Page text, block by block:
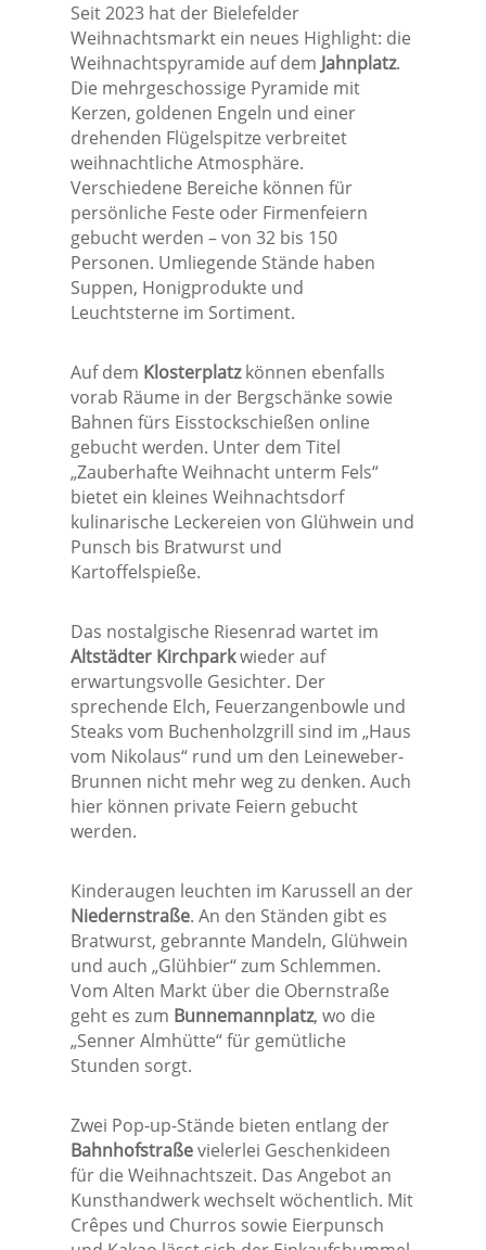
Seit 2023 hat der Bielefelder
Weihnachtsmarkt ein neues Highlight: die
Weihnachtspyramide auf dem Jahnplatz.
Die mehrgeschossige Pyramide mit
Kerzen, goldenen Engeln und einer
drehenden Flügelspitze verbreitet
weihnachtliche Atmosphäre.
Verschiedene Bereiche können für
persönliche Feste oder Firmenfeiern
gebucht werden – von 32 bis 150
Personen. Umliegende Stände haben
Suppen, Honigprodukte und
Leuchtsterne im Sortiment.
Auf dem Klosterplatzkönnen ebenfalls
vorab Räume in der Bergschänke sowie
Bahnen fürs Eisstockschießen online
gebucht werden. Unter dem Titel
„Zauberhafte Weihnacht unterm Fels“
bietet ein kleines Weihnachtsdorf
kulinarische Leckereien von Glühwein und
Punsch bis Bratwurst und
Kartoffelspieße.
Das nostalgische Riesenrad wartet im
Altstädter Kirchparkwieder auf
erwartungsvolle Gesichter. Der
sprechende Elch, Feuerzangenbowle und
Steaks vom Buchenholzgrill sind im „Haus
vom Nikolaus“ rund um den Leineweber-
Brunnen nicht mehr weg zu denken. Auch
hier können private Feiern gebucht
werden.
Kinderaugen leuchten im Karussell an der
Niedernstraße. An den Ständen gibt es
Bratwurst, gebrannte Mandeln, Glühwein
und auch „Glühbier“ zum Schlemmen.
Vom Alten Markt über die Obernstraße
geht es zum Bunnemannplatz, wo die
„Senner Almhütte“ für gemütliche
Stunden sorgt.
Zwei Pop-up-Stände bieten entlang der
Bahnhofstraßevielerlei Geschenkideen
für die Weihnachtszeit. Das Angebot an
Kunsthandwerk wechselt wöchentlich. Mit
Crêpes und Churros sowie Eierpunsch